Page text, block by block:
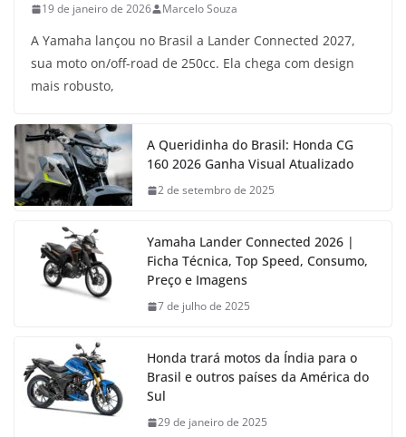
19 de janeiro de 2026 Marcelo Souza
A Yamaha lançou no Brasil a Lander Connected 2027,
sua moto on/off-road de 250cc. Ela chega com design
mais robusto,
A Queridinha do Brasil: Honda CG
160 2026 Ganha Visual Atualizado
2 de setembro de 2025
Yamaha Lander Connected 2026 |
Ficha Técnica, Top Speed, Consumo,
Preço e Imagens
7 de julho de 2025
Honda trará motos da Índia para o
Brasil e outros países da América do
Sul
29 de janeiro de 2025